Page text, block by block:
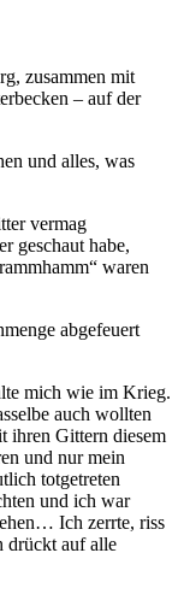
zusammen mit
– auf der
und alles, was
vermag
geschaut habe,
waren
abgefeuert
mich wie im Krieg.
auch wollten
ihren Gittern diesem
und nur mein
totgetreten
und ich war
Ich zerrte, riss
drückt auf alle